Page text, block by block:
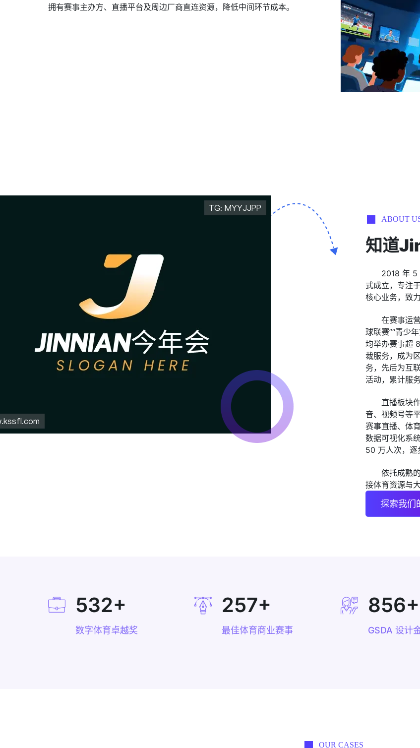
拥有赛事主办方、直播平台及周边厂商直连资源，降低中间环节成本。
ABOUT
知道
2018 年 5
式成立，专注
核心业务，致
在赛事运
球联赛”“青少
均举办赛事超
裁服务，成为
务，先后为互
活动，累计服
直播板块
音、视频号等
赛事直播、体
数据可视化系
50 万人次，逐
依托成熟
接体育资源与
探索我们
532+
数字体育卓越奖
257+
最佳体育商业赛事
856+
GSDA 设计
OUR CASES